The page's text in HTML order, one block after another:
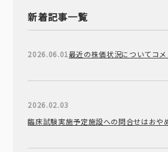
新着記事一覧
2026.06.01最近の株価状況についてコ
2026.02.03
臨床試験実施予定施設への問合せはおや